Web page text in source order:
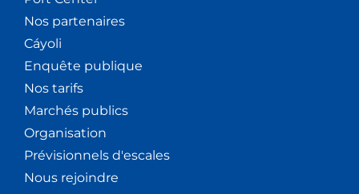
Nos partenaires
Cáyoli
Enquête publique
Nos tarifs
Marchés publics
Organisation
Prévisionnels d'escales
Nous rejoindre